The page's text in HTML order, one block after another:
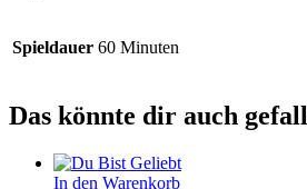
Spieldauer 60 Minuten
Das könnte dir auch
In den Warenkorb